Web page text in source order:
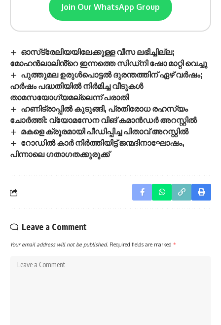
Join Our WhatsApp Group
ഓസ്‌ട്രേലിയയിലേക്കുള്ള വീസ ലഭിച്ചില്ല;
മോഹൻലാലിൻ്റെ ഇന്നത്തെ സിഡ്നി ഷോ മാറ്റി വെച്ചു
പുത്തുമല ഉരുള്‍പൊട്ടല്‍ ദുരന്തത്തിന് ഏഴ് വര്‍ഷം;
ഹര്‍ഷം പദ്ധതിയില്‍ നിര്‍മിച്ച വീടുകള്‍
താമസയോഗ്യമല്ലെന്ന് പരാതി
ഹണിട്രാപ്പിൽ കുടുങ്ങി, പ്രതിരോധ രഹസ്യം
ചോർത്തി: വ്യോമസേന വിങ് കമാൻഡർ അറസ്റ്റിൽ
മകളെ ക്രൂരമായി പീഡിപ്പിച്ച പിതാവ് അറസ്റ്റിൽ
റോഡിൽ കാർ നിർത്തിയിട്ട് ജന്മദിനാഘോഷം,
പിന്നാലെ ഗതാഗതക്കുരുക്ക്
Leave a Comment
Your email address will not be published. Required fields are marked *